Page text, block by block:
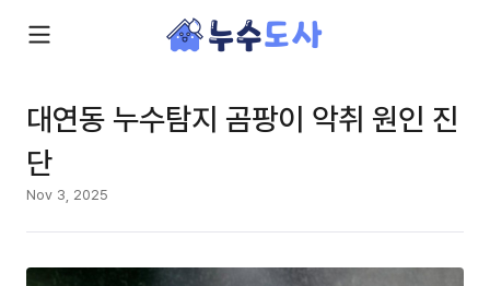
대연동 누수탐지 곰팡이 악취 원인 진
단
Nov 3, 2025